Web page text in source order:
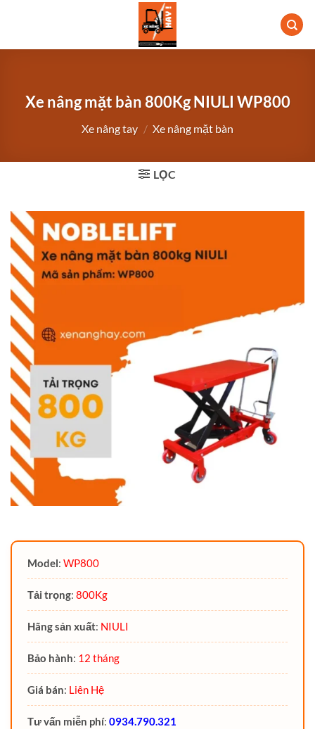
Xe nâng mặt bàn 800Kg NIULI WP800
Xe nâng tay / Xe nâng mặt bàn
LỌC
Model: WP800
Tải trọng: 800Kg
Hãng sản xuất: NIULI
Bảo hành: 12 tháng
Giá bán: Liên Hệ
Tư vấn miễn phí: 0934.790.321